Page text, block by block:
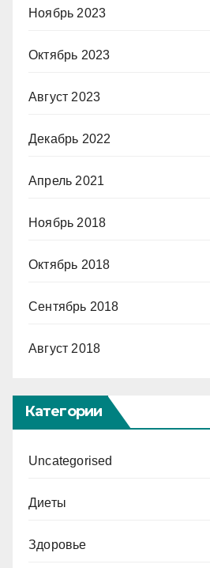
Ноябрь 2023
Октябрь 2023
Август 2023
Декабрь 2022
Апрель 2021
Ноябрь 2018
Октябрь 2018
Сентябрь 2018
Август 2018
Категории
Uncategorised
Диеты
Здоровье